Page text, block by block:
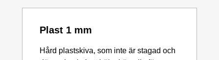
Plast 1 mm
Hård plastskiva, som inte är stagad och